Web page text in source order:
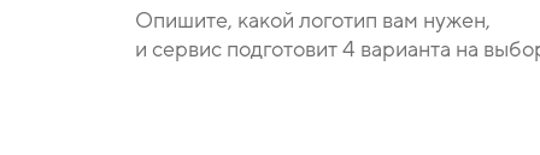
Опишите, какой логотип вам нужен,
и сервис подготовит 4 варианта на